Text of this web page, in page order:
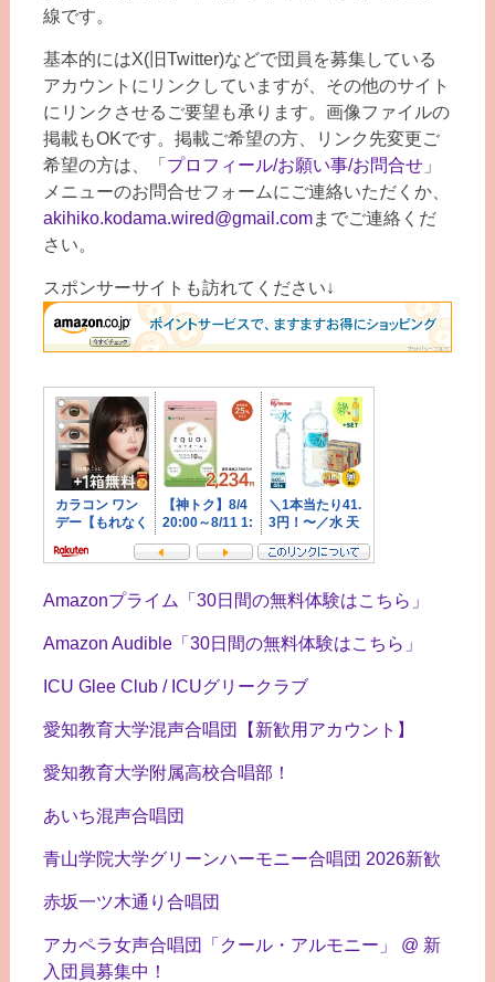
線です。
基本的にはX(旧Twitter)などで団員を募集している
アカウントにリンクしていますが、その他のサイト
にリンクさせるご要望も承ります。画像ファイルの
掲載もOKです。掲載ご希望の方、リンク先変更ご
希望の方は、「 プロフィール/お願い事/お問合せ」
メニューのお問合せフォームにご連絡いただくか、
akihiko.kodama.wired@gmail.comまでご連絡くだ
さい。
スポンサーサイトも訪れてください↓
Amazonプライム「30日間の無料体験はこちら」
Amazon Audible「30日間の無料体験はこちら」
ICU Glee Club / ICUグリークラブ
愛知教育大学混声合唱団【新歓用アカウント】
愛知教育大学附属高校合唱部！
あいち混声合唱団
青山学院大学グリーンハーモニー合唱団 2026新歓
赤坂一ツ木通り合唱団
アカペラ女声合唱団「クール・アルモニー」 @ 新
入団員募集中！